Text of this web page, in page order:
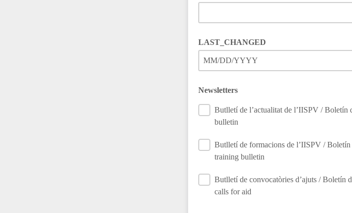
LAST_CHANGED
MM/DD/YYYY
Newsletters
Butlletí de l’actualitat de l’IISPV /
bulletin
Butlletí de formacions de l’IISPV /
training bulletin
Butlletí de convocatòries d’ajuts / Boletín
calls for aid